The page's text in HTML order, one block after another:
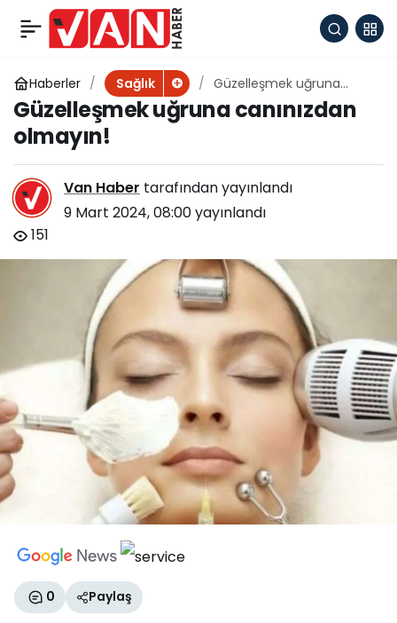
Haberler Sağlık
Güzelleşmek uğruna
canınızdan olmayın!
Güzelleşmek uğruna canınızdan
olmayın!
Van Haber tarafından yayınlandı
9 Mart 2024, 08:00yayınlandı
151
0 Paylaş
Bağışıklığı destekleyen
4 baharat
Paylaş